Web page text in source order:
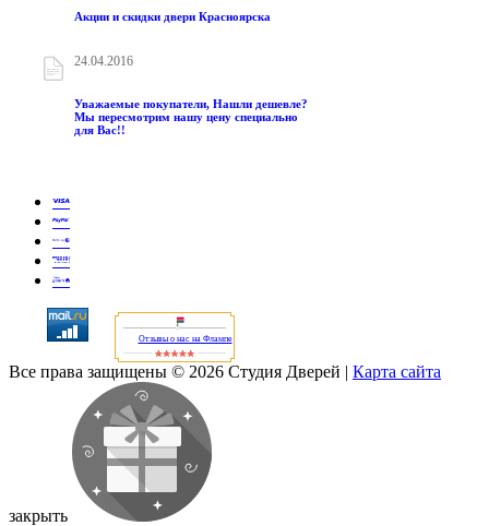
Акции и скидки двери Красноярска
24.04.2016
Уважаемые покупатели, Нашли дешевле?
Мы пересмотрим нашу цену специально
для Вас!!
Отзывы о нас на Флампе
Все права защищены © 2026 Студия Дверей | Карта сайта
закрыть